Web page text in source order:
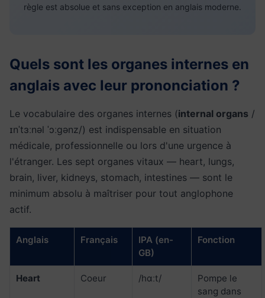
règle est absolue et sans exception en anglais moderne.
Quels sont les organes internes en
anglais avec leur prononciation ?
Le vocabulaire des organes internes (internal organs /
ɪnˈtɜːnəl ˈɔːɡənz/) est indispensable en situation
médicale, professionnelle ou lors d'une urgence à
l'étranger. Les sept organes vitaux — heart, lungs,
brain, liver, kidneys, stomach, intestines — sont le
minimum absolu à maîtriser pour tout anglophone
actif.
Anglais Français
IPA (en-
GB)
Fonction
Heart Coeur /hɑːt/
Pompe le
sang dans